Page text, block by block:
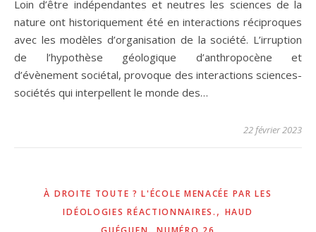
Loin d’être indépendantes et neutres les sciences de la
nature ont historiquement été en interactions réciproques
avec les modèles d’organisation de la société. L’irruption
de l’hypothèse géologique d’anthropocène et
d’évènement sociétal, provoque des interactions sciences-
sociétés qui interpellent le monde des…
22 février 2023
À DROITE TOUTE ? L'ÉCOLE MENACÉE PAR LES
IDÉOLOGIES RÉACTIONNAIRES. , HAUD
,